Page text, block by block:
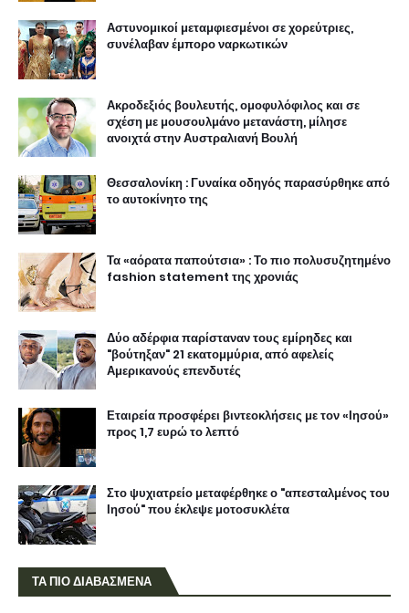
Αστυνομικοί μεταμφιεσμένοι σε χορεύτριες,
συνέλαβαν έμπορο ναρκωτικών
Ακροδεξιός βουλευτής, ομοφυλόφιλος και σε
σχέση με μουσουλμάνο μετανάστη, μίλησε
ανοιχτά στην Αυστραλιανή Βουλή
Θεσσαλονίκη : Γυναίκα οδηγός παρασύρθηκε από
το αυτοκίνητο της
Τα «αόρατα παπούτσια» : Το πιο πολυσυζητημένο
fashion statement της χρονιάς
Δύο αδέρφια παρίσταναν τους εμίρηδες και
"βούτηξαν" 21 εκατομμύρια, από αφελείς
Αμερικανούς επενδυτές
Εταιρεία προσφέρει βιντεοκλήσεις με τον «Ιησού»
προς 1,7 ευρώ το λεπτό
Στο ψυχιατρείο μεταφέρθηκε ο "απεσταλμένος του
Ιησού" που έκλεψε μοτοσυκλέτα
ΤΑ ΠΙΟ ΔΙΑΒΑΣΜΕΝΑ